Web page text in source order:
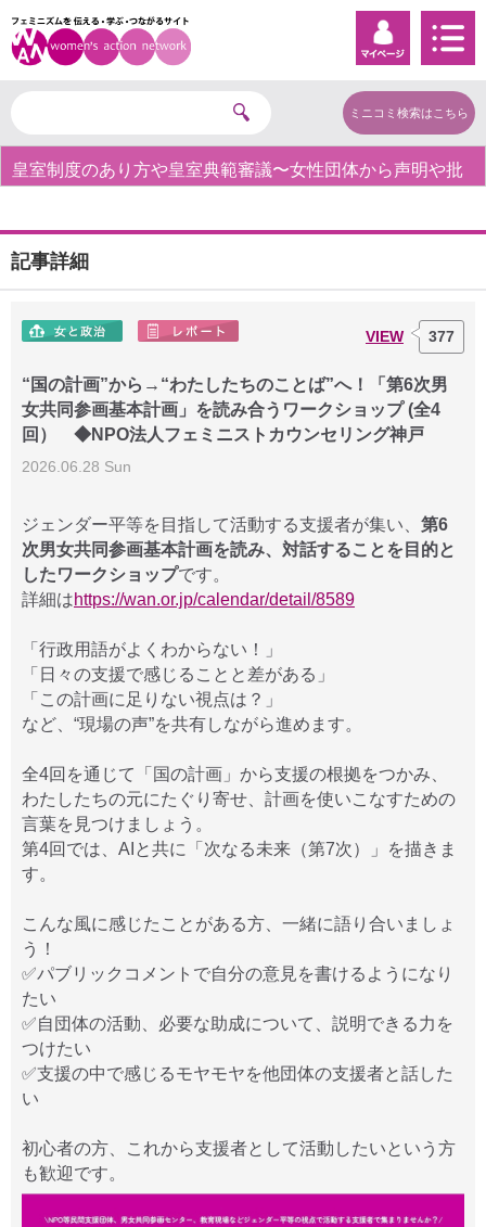
ミニコミ検索はこちら
皇室制度のあり方や皇室典範審議〜女性団体から声明や批
記事詳細
VIEW 377
“国の計画”から→“わたしたちのことば”へ！「第6次男
女共同参画基本計画」を読み合うワークショップ (全4
回） ◆NPO法人フェミニストカウンセリング神戸
2026.06.28 Sun
ジェンダー平等を目指して活動する支援者が集い、 第6
次男女共同参画基本計画を読み、対話することを目的と
したワークショップです。
詳細はhttps://wan.or.jp/calendar/detail/8589
「行政用語がよくわからない！」
「日々の支援で感じることと差がある」
「この計画に足りない視点は？」
など、“現場の声”を共有しながら進めます。
全4回を通じて「国の計画」から支援の根拠をつかみ、
わたしたちの元にたぐり寄せ、計画を使いこなすための
言葉を見つけましょう。
第4回では、AIと共に「次なる未来（第7次）」を描きま
す。
こんな風に感じたことがある方、一緒に語り合いましょ
う！
✅パブリックコメントで自分の意見を書けるようになり
たい
✅自団体の活動、必要な助成について、説明できる力を
つけたい
✅支援の中で感じるモヤモヤを他団体の支援者と話した
い
初心者の方、これから支援者として活動したいという方
も歓迎です。